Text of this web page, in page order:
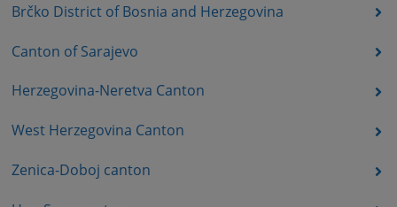
Brčko District of Bosnia and Herzegovina
Canton of Sarajevo
Herzegovina-Neretva Canton
West Herzegovina Canton
Zenica-Doboj canton